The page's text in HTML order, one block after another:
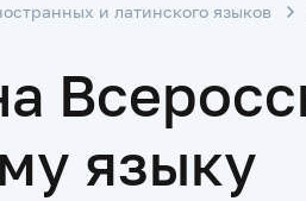
и латинского языков
языку